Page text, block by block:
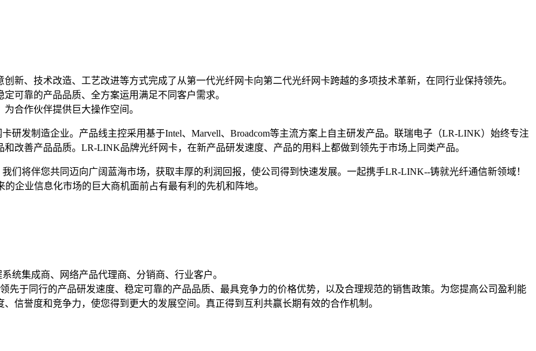
新、技术改造、工艺改进等方式完成了从第一代光纤网卡向第二代光纤网卡跨越的多项技术革新，在同行业保持领先。
可靠的产品品质、全方案运用满足不同客户需求。
合作伙伴提供巨大操作空间。
发制造企业。产品线主控采用基于Intel、Marvell、Broadcom等主流方案上自主研发产品。联瑞电子（LR-LINK）始终专注
改善产品品质。LR-LINK品牌光纤网卡，在新产品研发速度、产品的用料上都做到领先于市场上同类产品。
将伴您共同迈向广阔蓝海市场，获取丰厚的利润回报，使公司得到快速发展。一起携手LR-LINK--铸就光纤通信新领域！
企业信息化市场的巨大商机面前占有最有利的先机和阵地。
统集成商、网络产品代理商、分销商、行业客户。
先于同行的产品研发速度、稳定可靠的产品品质、最具竞争力的价格优势，以及合理规范的销售政策。为您提高公司盈利能
信誉度和竞争力，使您得到更大的发展空间。真正得到互利共赢长期有效的合作机制。